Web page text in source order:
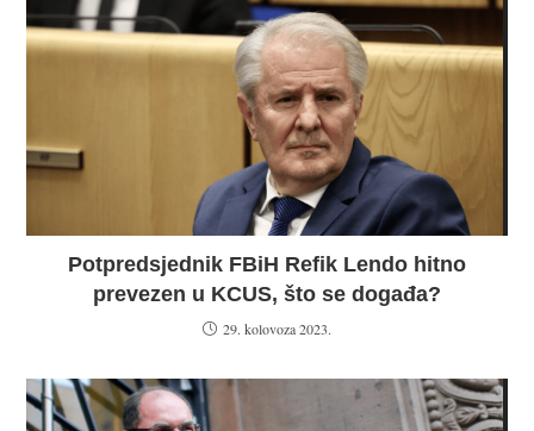
Potpredsjednik FBiH Refik Lendo hitno
prevezen u KCUS, što se događa?
29. kolovoza 2023.